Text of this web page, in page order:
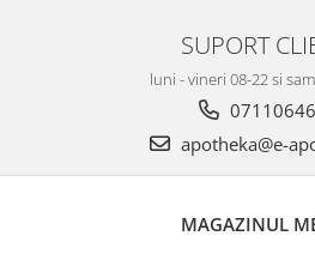
SUPORT
luni - vineri 08-22 si
apotheka@e-
MAGAZINUL